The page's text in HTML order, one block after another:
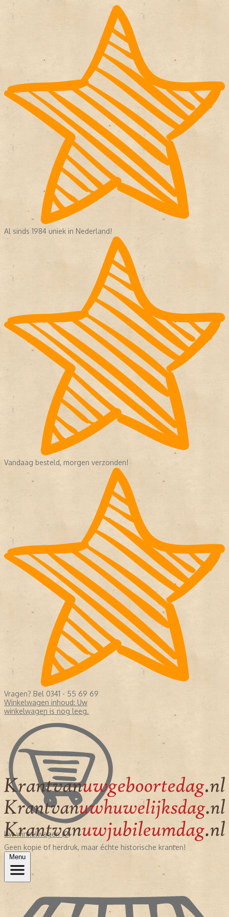
Al sinds 1984 uniek in Nederland!
Vandaag besteld, morgen verzonden!
Vragen? Bel 0341 - 55 69 69
Winkelwagen inhoud: Uw
winkelwagen is nog leeg.
Uw winkelwagen (0)
Geen kopie of herdruk, maar échte historische kranten!
Menu